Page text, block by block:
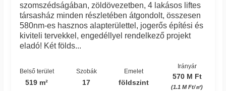
szomszédságában, zöldövezetben, 4 lakásos liftes
társasház minden részletében átgondolt, összesen
580nm-es hasznos alapterülettel, jogerős építési és
kiviteli tervekkel, engedéllyel rendelkező projekt
eladó! Két földs...
Belső terület
519 m²
Szobák
17
Emelet
földszint
Irányár
570 M Ft
(1.1 M Ft/㎡)